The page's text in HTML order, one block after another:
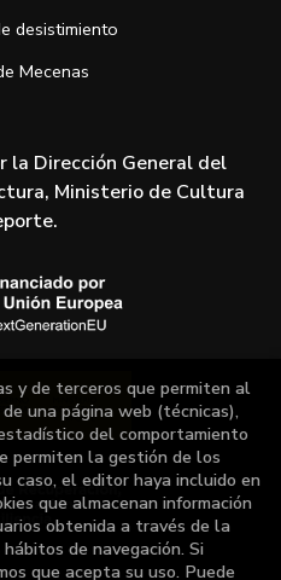
desistimiento
Mecenas
la Dirección General del
Ministerio de Cultura
y de terceros que permiten al
una página web (técnicas),
del comportamiento
permiten la gestión de los
caso, el editor haya incluido en
que almacenan información
obtenida a través de la
de navegación. Si
que acepta su uso. Puede